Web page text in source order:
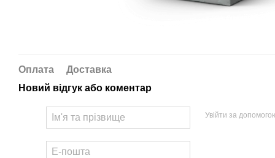
Оплата
Доставка
Новий відгук або коментар
Увійти за